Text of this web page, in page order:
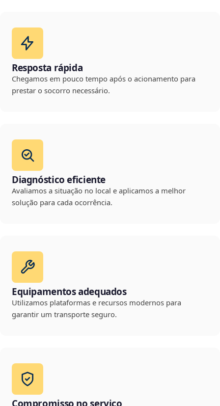
Resposta rápida
Chegamos em pouco tempo após o acionamento para
prestar o socorro necessário.
Diagnóstico eficiente
Avaliamos a situação no local e aplicamos a melhor
solução para cada ocorrência.
Equipamentos adequados
Utilizamos plataformas e recursos modernos para
garantir um transporte seguro.